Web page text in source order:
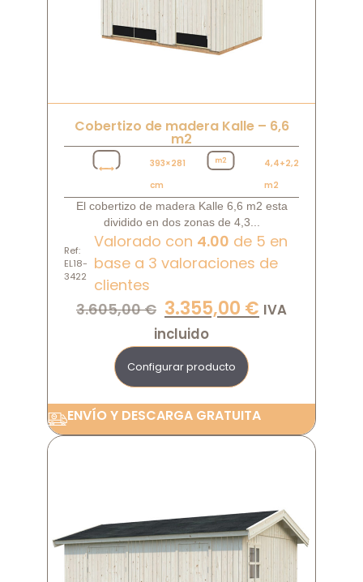
Cobertizo de madera Kalle – 6,6
m2
393×281
cm
4,4+2,2
m2
El cobertizo de madera Kalle 6,6 m2 esta
dividido en dos zonas de 4,3...
Ref:
EL18-
3422
Valorado con 4.00 de 5 en
base a 3 valoraciones de
clientes
3.605,00€ 3.355,00 € IVA
incluido
Configurar producto
ENVÍO Y DESCARGA GRATUITA